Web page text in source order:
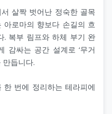
살짝 벗어난 정숙한 골목
아로마의 향보다 손길의 흐
. 복부 림프와 하체 부기 완
감싸는 공간 설계로 ‘무거
만듭니다.
번에 정리하는 테라피에